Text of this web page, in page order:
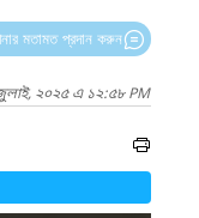
মতামত প্রদান করুন
২০২৫ এ ১২:৫৮ PM